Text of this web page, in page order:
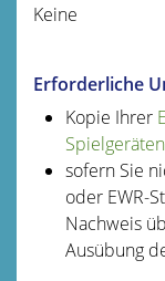
Keine
Erforderliche
Kopie Ihrer
sofern Sie
oder EWR-
Nachweis
Ausübung